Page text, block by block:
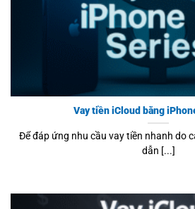
Vay tiền iCloud bằng
Để đáp ứng nhu cầu vay tiền nhanh do
dẫn [...]